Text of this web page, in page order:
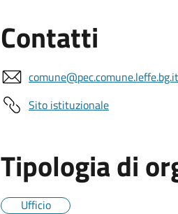
Contatti
comune@pec.comune.leffe.bg.it
Sito istituzionale
Tipologia di
Ufficio